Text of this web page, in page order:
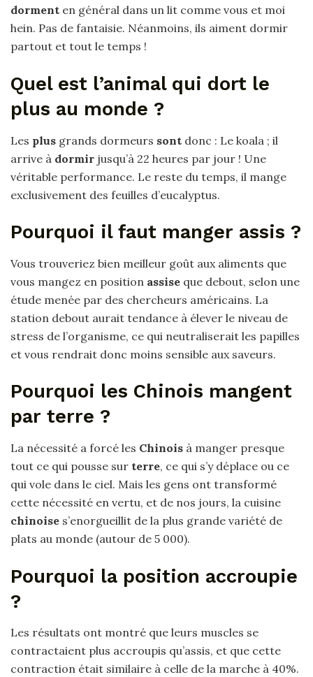
dorment en général dans un lit comme vous et moi
hein. Pas de fantaisie. Néanmoins, ils aiment dormir
partout et tout le temps !
Quel est l’animal qui dort le
plus au monde ?
Les plus grands dormeurs sont donc : Le koala ; il
arrive à dormir jusqu’à 22 heures par jour ! Une
véritable performance. Le reste du temps, il mange
exclusivement des feuilles d’eucalyptus.
Pourquoi il faut manger assis ?
Vous trouveriez bien meilleur goût aux aliments que
vous mangez en position assise que debout, selon une
étude menée par des chercheurs américains. La
station debout aurait tendance à élever le niveau de
stress de l’organisme, ce qui neutraliserait les papilles
et vous rendrait donc moins sensible aux saveurs.
Pourquoi les Chinois mangent
par terre ?
La nécessité a forcé les Chinois à manger presque
tout ce qui pousse sur terre, ce qui s’y déplace ou ce
qui vole dans le ciel. Mais les gens ont transformé
cette nécessité en vertu, et de nos jours, la cuisine
chinoise s’enorgueillit de la plus grande variété de
plats au monde (autour de 5 000).
Pourquoi la position accroupie
?
Les résultats ont montré que leurs muscles se
contractaient plus accroupis qu’assis, et que cette
contraction était similaire à celle de la marche à 40%.